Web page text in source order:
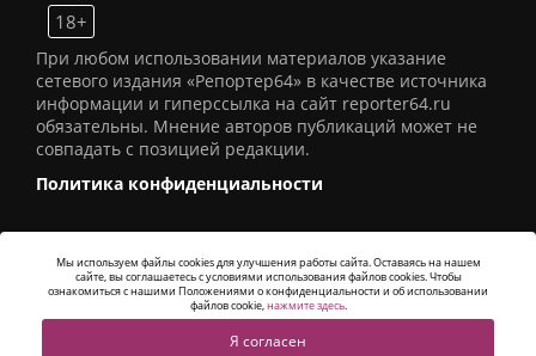
18+
При любом использовании материалов указание
сетевого издания «Репортер64» в качестве источника
информации и гиперссылка на сайт reporter64.ru
обязательны. Мнение авторов публикаций может не
совпадать с позицией редакции.
Политика конфиденциальности
© 2016СИ «Репортер64». Все права защищены -
Alatis Studio
Мы используем файлы cookies для улучшения работы сайта. Оставаясь на нашем
сайте, вы соглашаетесь с условиями использования файлов cookies. Чтобы
ознакомиться с нашими Положениями о конфиденциальности и об использовании
файлов cookie,нажмите здесь.
Я согласен